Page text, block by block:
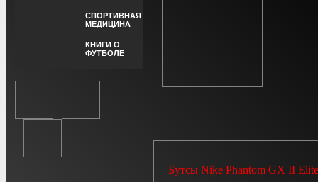
СПОРТИВНАЯ
МЕДИЦИНА
КНИГИ О
ФУТБОЛЕ
Бутсы Nike Phantom GX II